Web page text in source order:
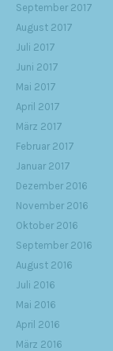
September 2017
August 2017
Juli 2017
Juni 2017
Mai 2017
April 2017
März 2017
Februar 2017
Januar 2017
Dezember 2016
November 2016
Oktober 2016
September 2016
August 2016
Juli 2016
Mai 2016
April 2016
März 2016